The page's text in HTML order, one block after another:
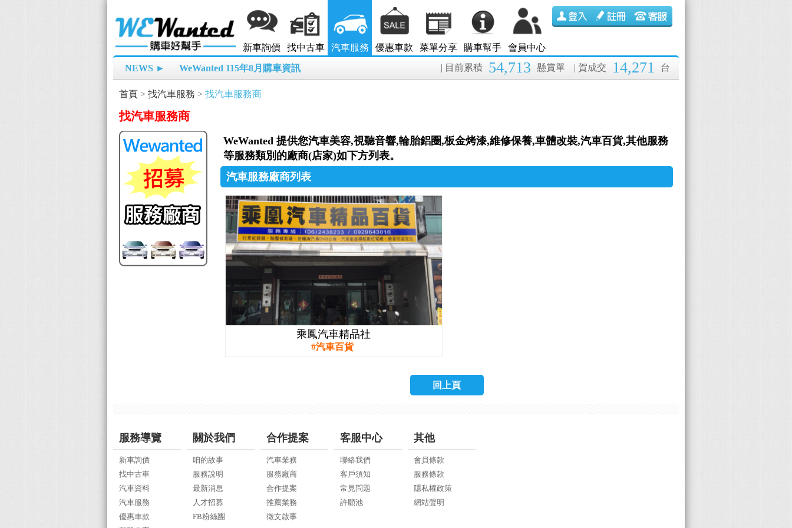
新車詢價 找中古車 汽車服務 優惠車款 菜單分享 購車幫手 會員中心
NEWS ► WeWanted 115年8月購車資訊 | 賀成交 14,271 台
| 目前累積 54,713 懸賞單
首頁 > 找汽車服務 > 找汽車服務商
找汽車服務商
WeWanted 提供您汽車美容,視聽音響,輪胎鋁圈,板金烤漆,維修保養,車體改裝,汽車百貨,其他服務
等服務類別的廠商(店家)如下方列表。
汽車服務廠商列表
乘鳳汽車精品社
汽車百貨
回上頁
服務導覽
新車詢價
找中古車
汽車資料
汽車服務
優惠車款
關於我們
咱的故事
服務說明
最新消息
人才招募
FB粉絲團
合作提案
汽車業務
服務廠商
合作提案
推薦業務
徵文啟事
客服中心
聯絡我們
客戶須知
常見問題
許願池
其他
會員條款
服務條款
隱私權政策
網站聲明